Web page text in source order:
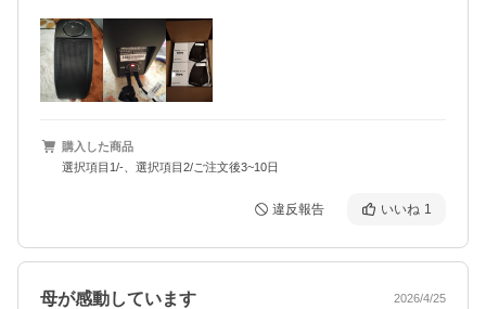
購入した商品
選択項目1/-、選択項目2/ご注文後3~10日
違反報告 いいね 1
母が感動しています 2026/4/25